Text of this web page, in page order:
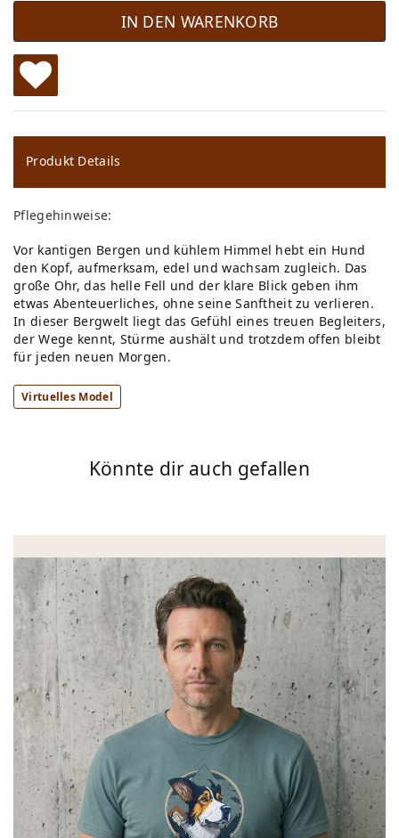
IN DEN WARENKORB
W
u
ns
ch
lis
te
Produkt Details
Pflegehinweise:
Vor kantigen Bergen und kühlem Himmel hebt ein Hund
den Kopf, aufmerksam, edel und wachsam zugleich. Das
große Ohr, das helle Fell und der klare Blick geben ihm
etwas Abenteuerliches, ohne seine Sanftheit zu verlieren.
In dieser Bergwelt liegt das Gefühl eines treuen Begleiters,
der Wege kennt, Stürme aushält und trotzdem offen bleibt
für jeden neuen Morgen.
Virtuelles Model
Könnte dir auch gefallen